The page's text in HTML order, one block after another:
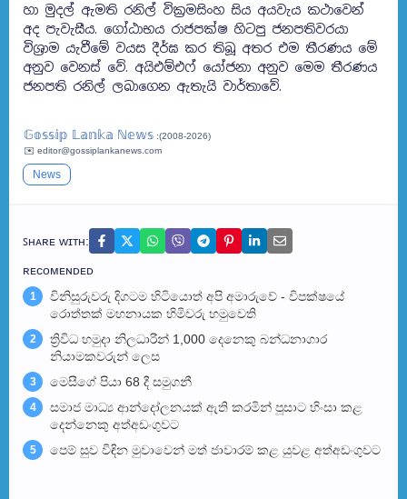
හා මුදල් ඇමති රනිල් වික්‍රමසිංහ සිය අයවැය කථාවෙන්
අද පැවැසීය. ගෝඨාභය රාජපක්ෂ හිටපු ජනපතිවරයා
විශ්‍රාම යැවීමේ වයස දීර්ඝ කර තිබූ අතර එම තීරණය මේ
අනුව වෙනස් වේ. අයිඑම්එෆ් යෝජනා අනුව මෙම තීරණය
ජනපති රනිල් ලබාගෙන ඇතැයි වාර්තාවේ.
𝔾𝕠𝕤𝕤𝕚𝕡 𝕃𝕒𝕟𝕜𝕒 ℕ𝕖𝕨𝕤 :(2008-2026)
✉️ editor@gossiplankanews.com
News
ꜱʜᴀʀᴇ ᴡɪᴛʜ:
ʀᴇᴄᴏᴍᴇɴᴅᴇᴅ
1
විනිසුරුවරු දිගටම හිටියොත් අපි අමාරුවේ - විපක්ෂයේ
රොත්තක් මහනායක හිමිවරු හමුවෙති
2
ත්‍රිවිධ හමුදා නිලධාරීන් 1,000 දෙනෙකු බන්ධනාගාර
නියාමකවරුන් ලෙස
3 මෙසීගේ පියා 68 දී සමුගනී
4
සමාජ මාධ්‍ය ආන්දෝලනයක් ඇති කරමින් පූසාට හිංසා කළ
දෙන්නෙකු අත්අඩංගුවට
5 පෙම් සුව විඳින මුවාවෙන් මත් ජාවාරම් කළ යුවළ අත්අඩංගුවට